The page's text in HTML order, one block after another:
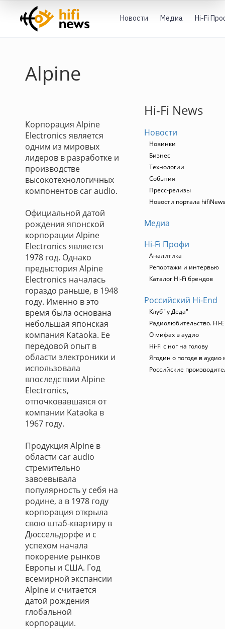
Новости Медиа Hi-Fi
Alpine
Корпорация Alpine
Electronics является
одним из мировых
лидеров в разработке и
производстве
высокотехнологичных
компонентов car audio.
Официальной датой
рождения японской
корпорации Alpine
Electronics является
1978 год. Однако
предыстория Alpine
Electronics началась
гораздо раньше, в 1948
году. Именно в это
время была основана
небольшая японская
компания Kataoka. Ее
передовой опыт в
области электроники и
использовала
впоследствии Alpine
Electronics,
отпочковавшаяся от
компании Kataoka в
1967 году.
Продукция Alpine в
области car audio
стремительно
завоевывала
популярность у себя на
родине, а в 1978 году
корпорация открыла
свою штаб-квартиру в
Дюссельдорфе и с
успехом начала
покорение рынков
Европы и США. Год
всемирной экспансии
Alpine и считается
датой рождения
глобальной
корпорации.
Hi-Fi News
Новости
Новинки
Бизнес
Технологии
События
Пресс-релизы
Новости портала hifiNews
Медиа
Hi-Fi Профи
Аналитика
Репортажи и интервью
Каталог Hi-Fi брендов
Российский Hi-End
Клуб "у Деда"
Радиолюбительство. Hi-
О мифах в аудио
Hi-Fi с ног на голову
Ягодин о погоде в аудио
Российские